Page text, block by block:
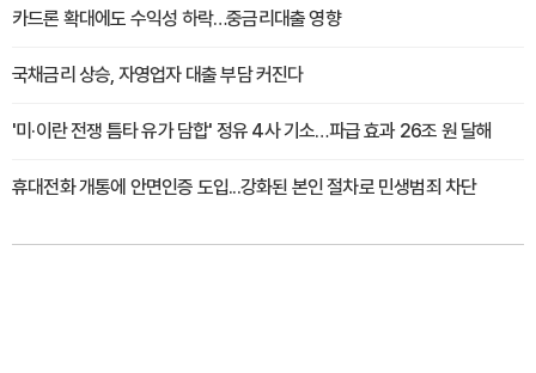
카드론 확대에도 수익성 하락…중금리대출 영향
국채금리 상승, 자영업자 대출 부담 커진다
'미·이란 전쟁 틈타 유가 담합' 정유 4사 기소…파급 효과 26조 원 달해
휴대전화 개통에 안면인증 도입...강화된 본인 절차로 민생범죄 차단